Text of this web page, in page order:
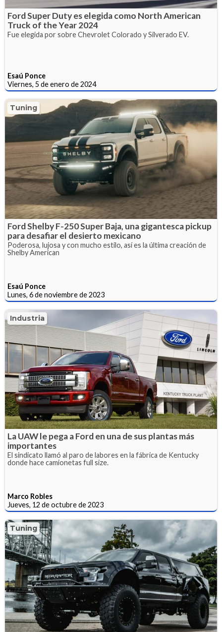
Ford Super Duty es elegida como North American
Truck of the Year 2024
Fue elegida por sobre Chevrolet Colorado y Silverado EV.
Esaú Ponce
Viernes, 5 de enero de 2024
Tuning
Ford Shelby F-250 Super Baja, una gigantesca pickup
para desafiar el desierto mexicano
Poderosa, lujosa y con mucho estilo, así es la última creación de
Shelby American
Esaú Ponce
Lunes, 6 de noviembre de 2023
Industria
La UAW le pega a Ford en una de sus plantas más
importantes
El sindicato llamó al paro de labores en la fábrica de Kentucky
donde hace camionetas full size.
Marco Robles
Jueves, 12 de octubre de 2023
Tuning